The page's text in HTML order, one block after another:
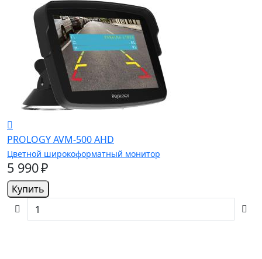
PROLOGY AVM-500 AHD
Цветной широкоформатный монитор
5 990 ₽
Купить